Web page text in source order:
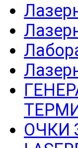
ОЧКИ